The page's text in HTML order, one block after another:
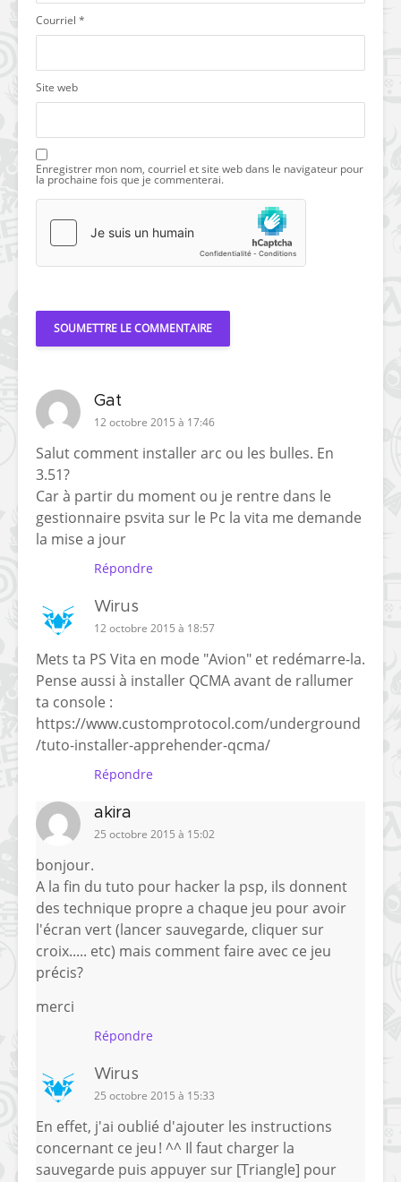
Courriel *
Site web
Enregistrer mon nom, courriel et site web dans le navigateur pour
la prochaine fois que je commenterai.
Gat
12 octobre 2015 à 17:46
Salut comment installer arc ou les bulles. En
3.51?
Car à partir du moment ou je rentre dans le
gestionnaire psvita sur le Pc la vita me demande
la mise a jour
Répondre
Wirus
12 octobre 2015 à 18:57
Mets ta PS Vita en mode "Avion" et redémarre-la.
Pense aussi à installer QCMA avant de rallumer
ta console :
https://www.customprotocol.com/underground
/tuto-installer-apprehender-qcma/
Répondre
akira
25 octobre 2015 à 15:02
bonjour.
A la fin du tuto pour hacker la psp, ils donnent
des technique propre a chaque jeu pour avoir
l'écran vert (lancer sauvegarde, cliquer sur
croix..... etc) mais comment faire avec ce jeu
précis?
merci
Répondre
Wirus
25 octobre 2015 à 15:33
En effet, j'ai oublié d'ajouter les instructions
concernant ce jeu ! ^^ Il faut charger la
sauvegarde puis appuyer sur [Triangle] pour